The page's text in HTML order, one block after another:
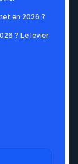
en 2026 ?
? Le levier